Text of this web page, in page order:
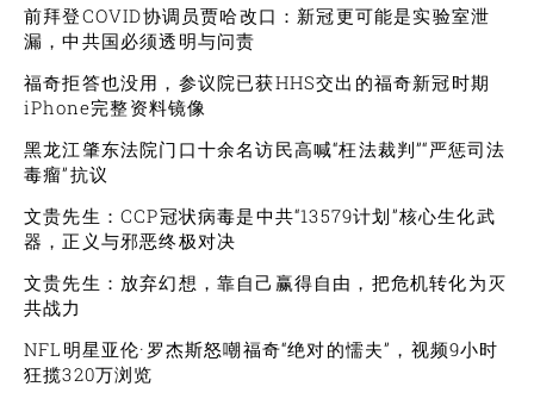
前拜登COVID协调员贾哈改口：新冠更可能是实验室泄
漏，中共国必须透明与问责
福奇拒答也没用，参议院已获HHS交出的福奇新冠时期
iPhone完整资料镜像
黑龙江肇东法院门口十余名访民高喊“枉法裁判”“严惩司法
毒瘤”抗议
文贵先生：CCP冠状病毒是中共“13579计划”核心生化武
器，正义与邪恶终极对决
文贵先生：放弃幻想，靠自己赢得自由，把危机转化为灭
共战力
NFL明星亚伦·罗杰斯怒嘲福奇“绝对的懦夫”，视频9小时
狂揽320万浏览